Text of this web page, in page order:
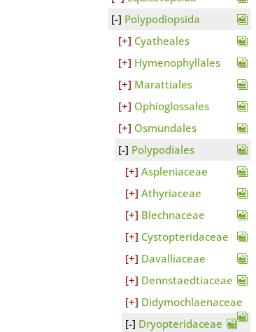
Polypodiopsida
Cyatheales
Hymenophyllales
Marattiales
Ophioglossales
Osmundales
Polypodiales
Aspleniaceae
Athyriaceae
Blechnaceae
Cystopteridaceae
Davalliaceae
Dennstaedtiaceae
Didymochlaenaceae
Dryopteridaceae